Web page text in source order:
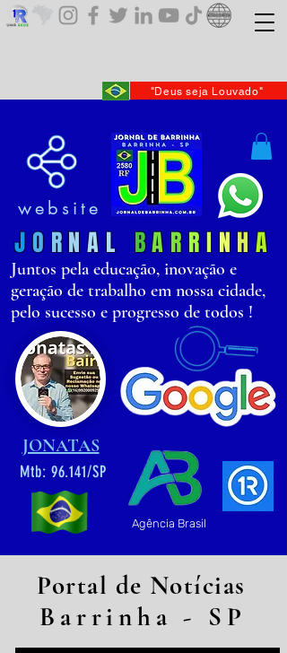
"Deus seja Louvado"
website
JO RNAL BARRI NHA
Juntos pela educação, inovação e
geração de trabalho em nossa cidade,
pelo sucesso e progresso de todos !
JONATAS
Mtb: 96.141/SP
Agência Brasil
Barrinha - SP
Portal de Notícias